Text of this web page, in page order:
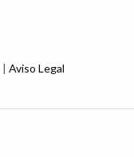
| Aviso Legal